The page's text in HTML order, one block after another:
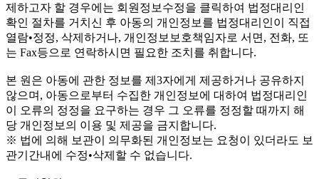
제하고자 할 경우에는 회원정보수정을 클릭하여 법정대리인
확인 절차를 거치신 후 아동의 개인정보를 법정대리인이 직접
열람•정정, 삭제하거나, 개인정보보호책임자로 서면, 전화, 또
는 Fax등으로 연락하시면 필요한 조치를 취합니다.
본 원은 아동에 관한 정보를 제3자에게 제공하거나 공유하지
않으며, 아동으로부터 수집한 개인정보에 대하여 법정대리인
이 오류의 정정을 요구하는 경우 그 오류를 정정할 때까지 해
당 개인정보의 이용 및 제공을 금지합니다.
※ 법에 의해 보관이 의무화된 개인정보는 요청이 있더라도 보
관기간내에 수정•삭제할 수 없습니다.